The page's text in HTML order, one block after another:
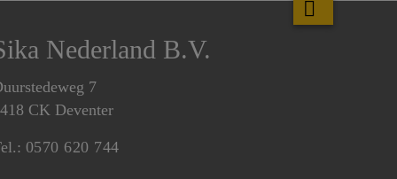
Nederland B.V.
7
CK Deventer
0570 620 744